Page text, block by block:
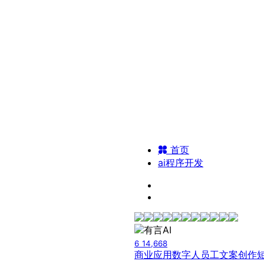
首页
ai程序开发
6 14,668
商业应用数字人员工文案创作